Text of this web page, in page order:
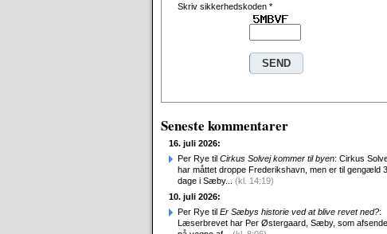
Skriv sikkerhedskoden *
Seneste kommentarer
16. juli 2026:
Per Rye til Cirkus Solvej kommer til byen: Cirkus
har måttet droppe Frederikshavn, men er til gengæld 3
dage i Sæby... (kl. 14:19)
10. juli 2026:
Per Rye til Er Sæbys historie ved at blive revet ned?:
Læserbrevet har Per Østergaard, Sæby, som